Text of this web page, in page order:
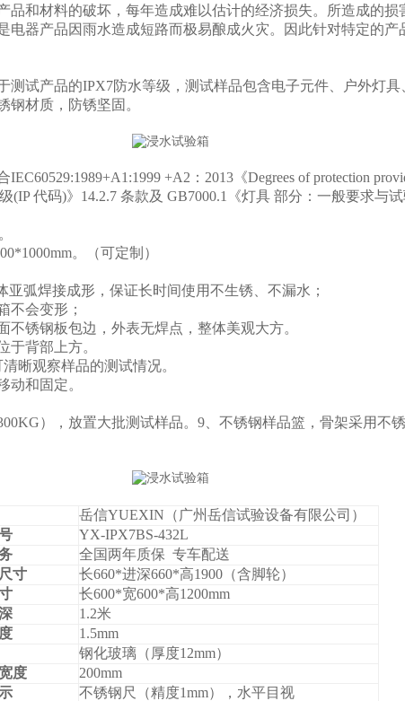
品和材料的破坏，每年造成难以估计的经济损失。所造成的
电器产品因雨水造成短路而极易酿成火灾。因此针对特定的
测试产品的IPX7防水等级，测试样品包含电子元件、户外灯具
钢材质，防锈坚固。
IEC60529:1989+A1:1999 +A2：2013《Degrees of protection
(IP代码)》 14.2.7 条款及 GB7000.1 《灯具 部分：一般要求与试
。（可定制）
亚弧焊接成形，保证长时间使用不生锈、不漏水；
不会变形；
锈钢板包边，外表无焊点，整体美观大方。
于背部上方。
晰观察样品的测试情况。
动和固定。
），放置大批测试样品。9、不锈钢样品篮，骨架采用不
岳信YUEXIN（广州岳信试验设备有限公司）
YX-IPX7BS-432L
全国两年质保 专车配送
寸
长660*进深660*高1900（含脚轮）
长600*宽600*高1200mm
1.2米
1.5mm
钢化玻璃（厚度12mm）
度
200mm
不锈钢尺（精度1mm），水平目视